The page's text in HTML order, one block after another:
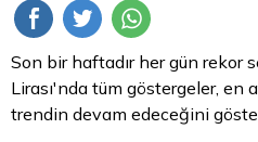
Son bir haftadır her gün rekor
Lirası'nda tüm göstergeler, en
trendin devam edeceğini